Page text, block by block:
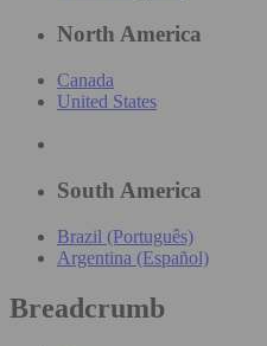
North America
Canada
United States
South America
Brazil (Português)
Argentina (Español)
Breadcrumb